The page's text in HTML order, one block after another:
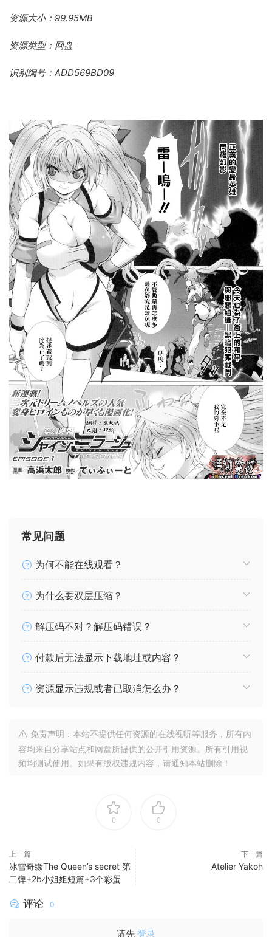
资源大小：99.95MB
资源类型：网盘
识别编号：ADD569BD09
常见问题
为何不能在线观看？
为什么要双层压缩？
解压码不对？解压码错误？
付款后无法显示下载地址或内容？
资源显示违规或者已取消怎么办？
免责声明：本站不提供任何资源的在线视听等服务，所有内
容均来自分享站点和网盘所提供的公开引用资源。所有引用视
频均测试使用。如果有版权违规内容，请通知本站删除！
0 0
上一篇
冰雪奇缘The Queen’s secret 第
二弹+2b小姐姐短篇+3个彩蛋
下一篇
Atelier Yakoh
评论 0
请先 登录